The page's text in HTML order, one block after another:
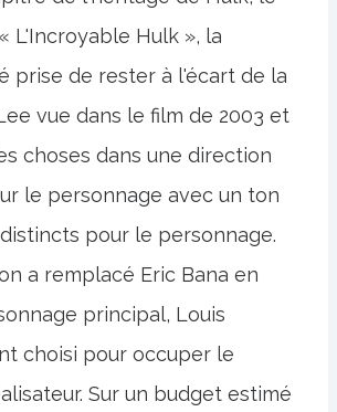
L'Incroyable Hulk », la
prise de rester à l'écart de la
vue dans le film de 2003 et
choses dans une direction
le personnage avec un ton
pour le personnage.
a remplacé Eric Bana en
principal, Louis
choisi pour occuper le
Sur un budget estimé